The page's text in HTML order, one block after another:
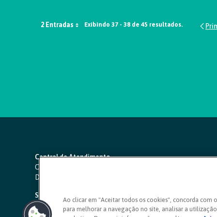
2 Entradas Exibindo 37 - 38 de 45 resultados.
Central de Atendimento
Capitais e regiões metropolitanas:
Demais localidades:
SAC 24 horas
Ouvidoria
Ao clicar em "Aceitar todos os cookies", concorda com
para melhorar a navegação no site, analisar a